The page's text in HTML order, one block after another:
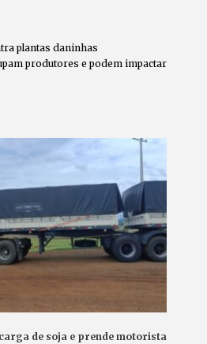
plantas daninhas
produtores e podem impactar
de soja e prende motorista